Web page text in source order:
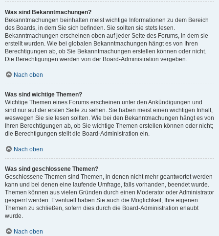
Was sind Bekanntmachungen?
Bekanntmachungen beinhalten meist wichtige Informationen zu dem Bereich
des Boards, in dem Sie sich befinden. Sie sollten sie stets lesen.
Bekanntmachungen erscheinen oben auf jeder Seite des Forums, in dem sie
erstellt wurden. Wie bei globalen Bekanntmachungen hängt es von Ihren
Berechtigungen ab, ob Sie Bekanntmachungen erstellen können oder nicht.
Die Berechtigungen werden von der Board-Administration vergeben.
Nach oben
Was sind wichtige Themen?
Wichtige Themen eines Forums erscheinen unter den Ankündigungen und
sind nur auf der ersten Seite zu sehen. Sie haben meist einen wichtigen Inhalt,
weswegen Sie sie lesen sollten. Wie bei den Bekanntmachungen hängt es von
Ihren Berechtigungen ab, ob Sie wichtige Themen erstellen können oder nicht;
die Berechtigungen stellt die Board-Administration ein.
Nach oben
Was sind geschlossene Themen?
Geschlossene Themen sind Themen, in denen nicht mehr geantwortet werden
kann und bei denen eine laufende Umfrage, falls vorhanden, beendet wurde.
Themen können aus vielen Gründen durch einen Moderator oder Administrator
gesperrt werden. Eventuell haben Sie auch die Möglichkeit, Ihre eigenen
Themen zu schließen, sofern dies durch die Board-Administration erlaubt
wurde.
Nach oben